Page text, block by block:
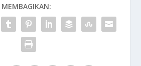
MEMBAGIKAN: